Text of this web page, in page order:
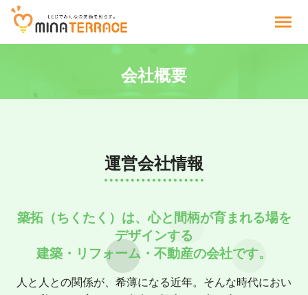
menu
会社概要
運営会社情報
築拓（ちくたく）は、心と間柄が育まれる場を
デザインする
建築・リフォーム・不動産の会社です。
人と人との関係が、希薄になる近年。そんな時代におい